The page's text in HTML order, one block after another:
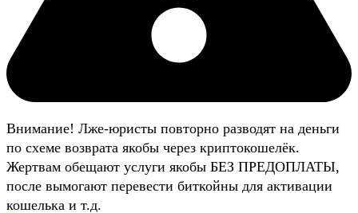
Внимание! Лже-юристы повторно разводят на деньги
по схеме возврата якобы через криптокошелёк.
Жертвам обещают услуги якобы БЕЗ ПРЕДОПЛАТЫ,
после вымогают перевести биткойны для активации
кошелька и т.д.